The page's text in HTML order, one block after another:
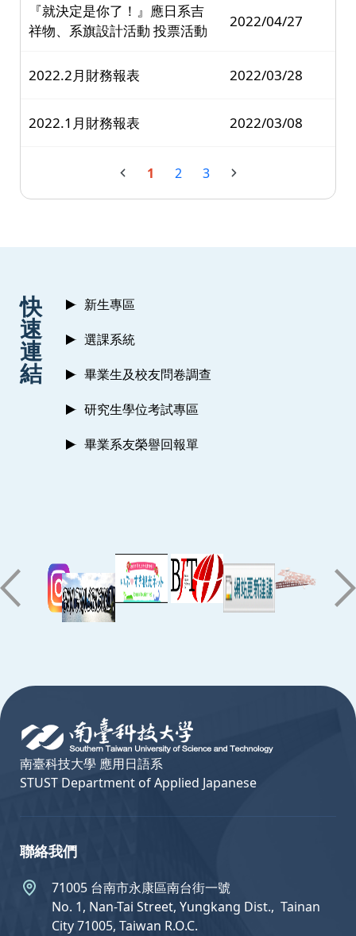
『就決定是你了！』應日系吉
祥物、系旗設計活動 投票活動
2022/04/27
2022.2月財務報表 2022/03/28
2022.1月財務報表 2022/03/08
1 2 3
快
速
連
結
新生專區
選課系統
畢業生及校友問卷調查
研究生學位考試專區
畢業系友榮譽回報單
南臺科技大學 應用日語系
STUST Department of Applied Japanese
聯絡我們
71005 台南市永康區南台街一號
No. 1, Nan-Tai Street, Yungkang Dist.,  Tainan
City 71005, Taiwan R.O.C.